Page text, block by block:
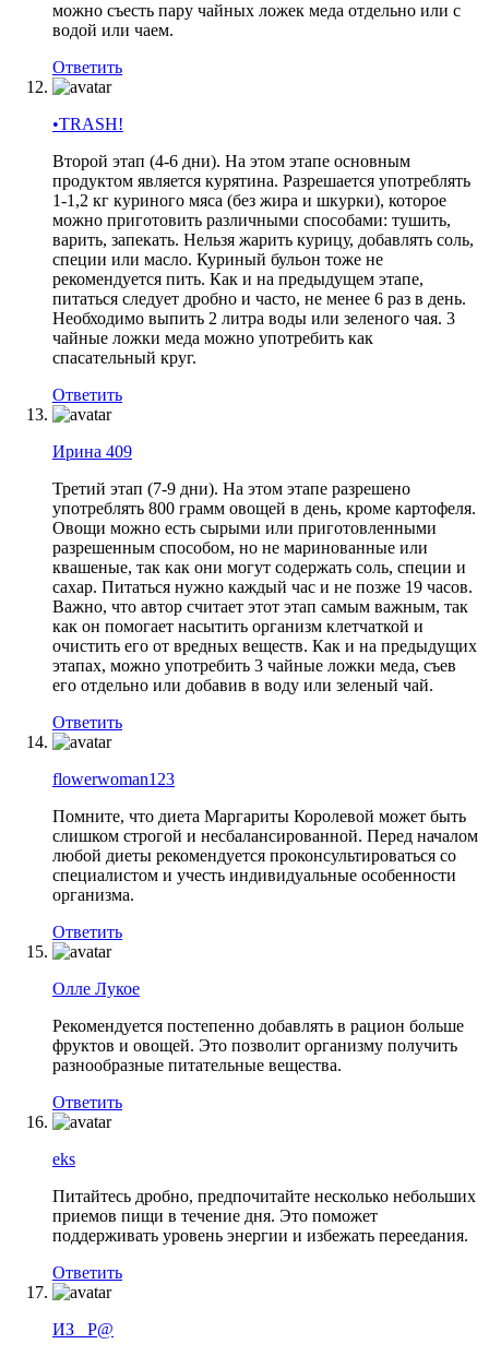
можно съесть пару чайных ложек меда отдельно или с
водой или чаем.
Ответить
•TRASH!
Второй этап (4-6 дни). На этом этапе основным
продуктом является курятина. Разрешается употреблять
1-1,2 кг куриного мяса (без жира и шкурки), которое
можно приготовить различными способами: тушить,
варить, запекать. Нельзя жарить курицу, добавлять соль,
специи или масло. Куриный бульон тоже не
рекомендуется пить. Как и на предыдущем этапе,
питаться следует дробно и часто, не менее 6 раз в день.
Необходимо выпить 2 литра воды или зеленого чая. 3
чайные ложки меда можно употребить как
спасательный круг.
Ответить
Ирина 409
Третий этап (7-9 дни). На этом этапе разрешено
употреблять 800 грамм овощей в день, кроме картофеля.
Овощи можно есть сырыми или приготовленными
разрешенным способом, но не маринованные или
квашеные, так как они могут содержать соль, специи и
сахар. Питаться нужно каждый час и не позже 19 часов.
Важно, что автор считает этот этап самым важным, так
как он помогает насытить организм клетчаткой и
очистить его от вредных веществ. Как и на предыдущих
этапах, можно употребить 3 чайные ложки меда, съев
его отдельно или добавив в воду или зеленый чай.
Ответить
flowerwoman123
Помните, что диета Маргариты Королевой может быть
слишком строгой и несбалансированной. Перед началом
любой диеты рекомендуется проконсультироваться со
специалистом и учесть индивидуальные особенности
организма.
Ответить
Олле Лукое
Рекомендуется постепенно добавлять в рацион больше
фруктов и овощей. Это позволит организму получить
разнообразные питательные вещества.
Ответить
eks
Питайтесь дробно, предпочитайте несколько небольших
приемов пищи в течение дня. Это поможет
поддерживать уровень энергии и избежать переедания.
Ответить
ИЗ _Р@